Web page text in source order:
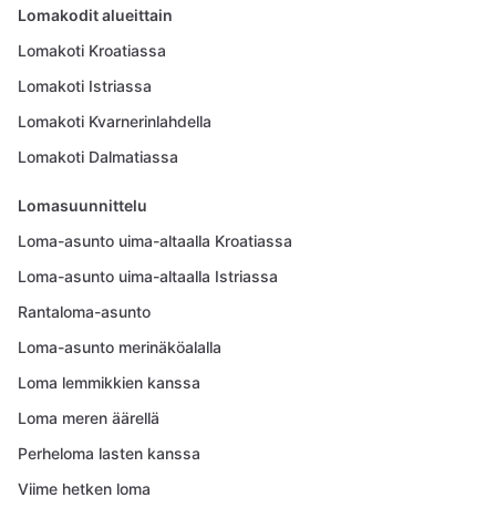
Lomakodit alueittain
Lomakoti Kroatiassa
Lomakoti Istriassa
Lomakoti Kvarnerinlahdella
Lomakoti Dalmatiassa
Lomasuunnittelu
Loma-asunto uima-altaalla Kroatiassa
Loma-asunto uima-altaalla Istriassa
Rantaloma-asunto
Loma-asunto merinäköalalla
Loma lemmikkien kanssa
Loma meren äärellä
Perheloma lasten kanssa
Viime hetken loma